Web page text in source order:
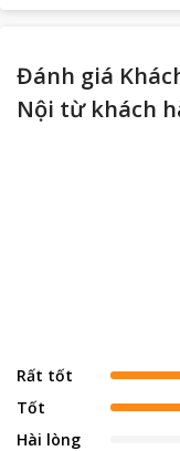
Đánh giá
Nội từ khách
Rất tốt
Tốt
Hài lòng